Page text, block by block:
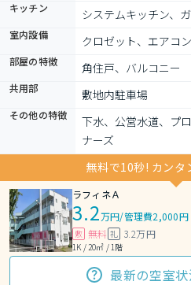
キッチン システムキッチン、
室内設備 クロゼット、エアコ
部屋の特徴 角住戸、バルコニー
共用部 敷地内駐車場
その他の特徴
下水、公営水道、プ
ナーズ
無料で10秒! カンタ
ラフィネＡ
3.2万円/管理費2,000円
敷 無料 礼 3.2万円
1K / 20㎡ / 1階
最新の空室